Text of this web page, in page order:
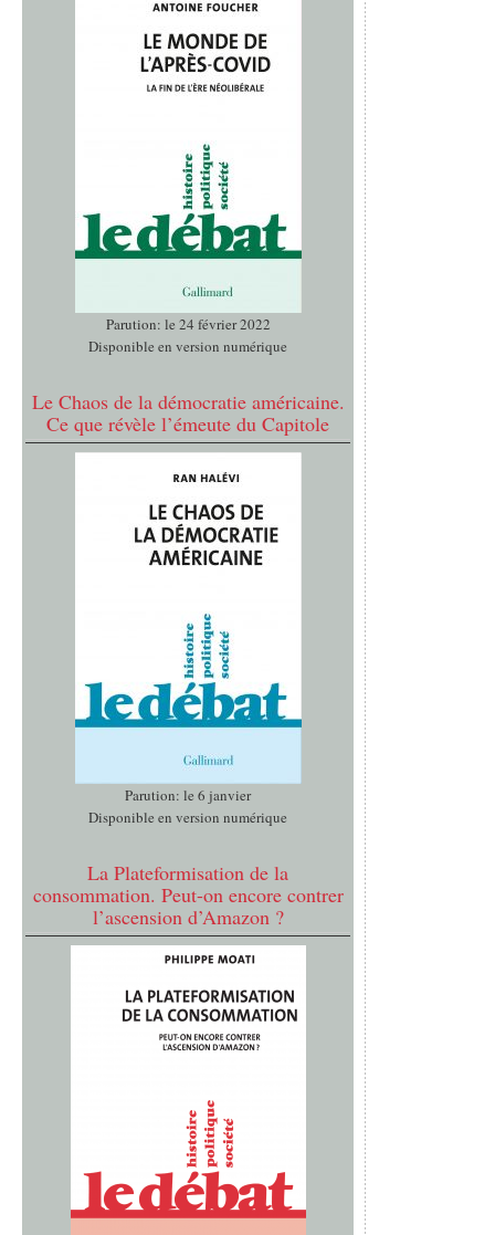
Parution: le 24 février 2022
Disponible en version numérique
Le Chaos de la démocratie américaine.
Ce que révèle l’émeute du Capitole
Parution: le 6 janvier
Disponible en version numérique
La Plateformisation de la
consommation. Peut-on encore contrer
l’ascension d’Amazon ?